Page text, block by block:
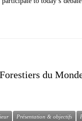
du
Présentation & objectifs